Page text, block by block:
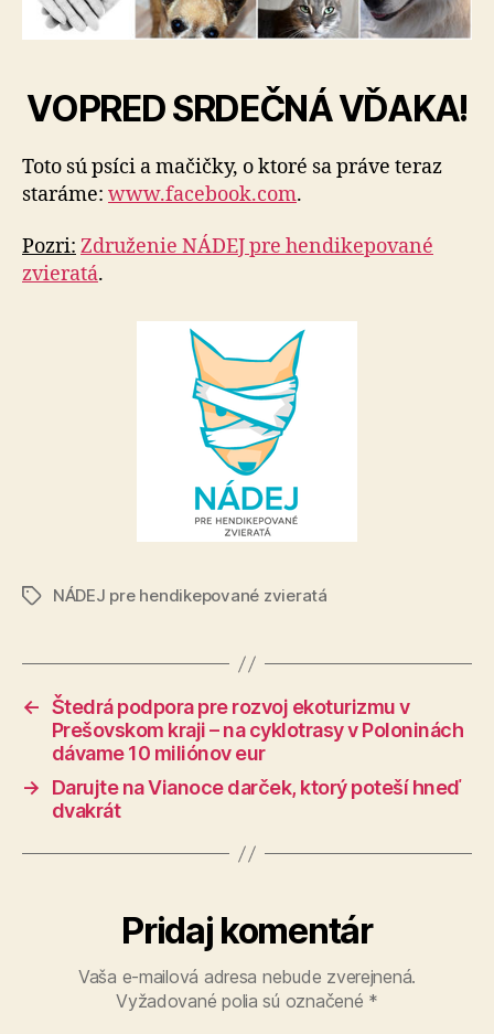
VOPRED SRDEČNÁ VĎAKA!
Toto sú psíci a mačičky, o ktoré sa práve teraz
staráme: www.facebook.com.
Pozri: Združenie NÁDEJ pre hendikepované
zvieratá.
ZnačkyNÁDEJ pre hendikepované zvieratá
← Štedrá podpora pre rozvoj ekoturizmu v
Prešovskom kraji – na cyklotrasy v Poloninách
dávame 10 miliónov eur
→
Darujte na Vianoce darček, ktorý poteší hneď
dvakrát
Pridaj komentár
Vaša e-mailová adresa nebude zverejnená.
Vyžadované polia sú označené *